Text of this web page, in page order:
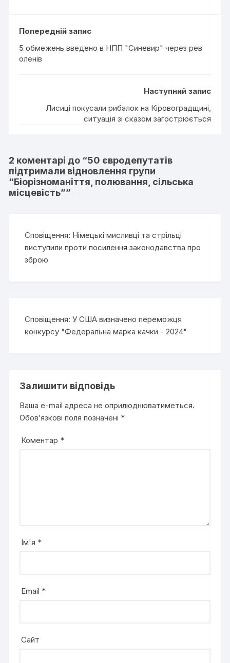
Попередній запис
5 обмежень введено в НПП "Синевир" через рев
оленів
Наступний запис
Лисиці покусали рибалок на Кіровоградщині,
ситуація зі сказом загострюється
2 коментарі до “50 євродепутатів
підтримали відновлення групи
“Біорізноманіття, полювання, сільська
місцевість””
Сповіщення: Німецькі мисливці та стрільці
виступили проти посилення законодавства про
зброю
Сповіщення:У США визначено переможця
конкурсу "Федеральна марка качки - 2024"
Залишити відповідь
Ваша e-mail адреса не оприлюднюватиметься.
Обов’язкові поля позначені *
Коментар *
Ім'я *
Email *
Сайт